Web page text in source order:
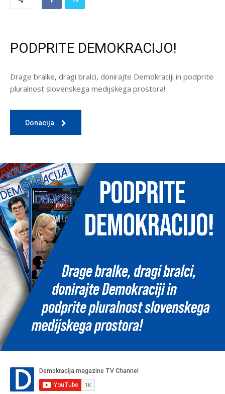
PODPRITE DEMOKRACIJO!
Drage bralke, dragi bralci, donirajte Demokraciji in podprite
pluralnost slovenskega medijskega prostora!
Donacija